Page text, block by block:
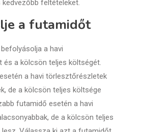
feltételeket.
a futamidőt
a havi
a kölcsön teljes költségét.
a havi törlesztőrészletek
de a kölcsön teljes költsége
futamidő esetén a havi
de a kölcsön teljes